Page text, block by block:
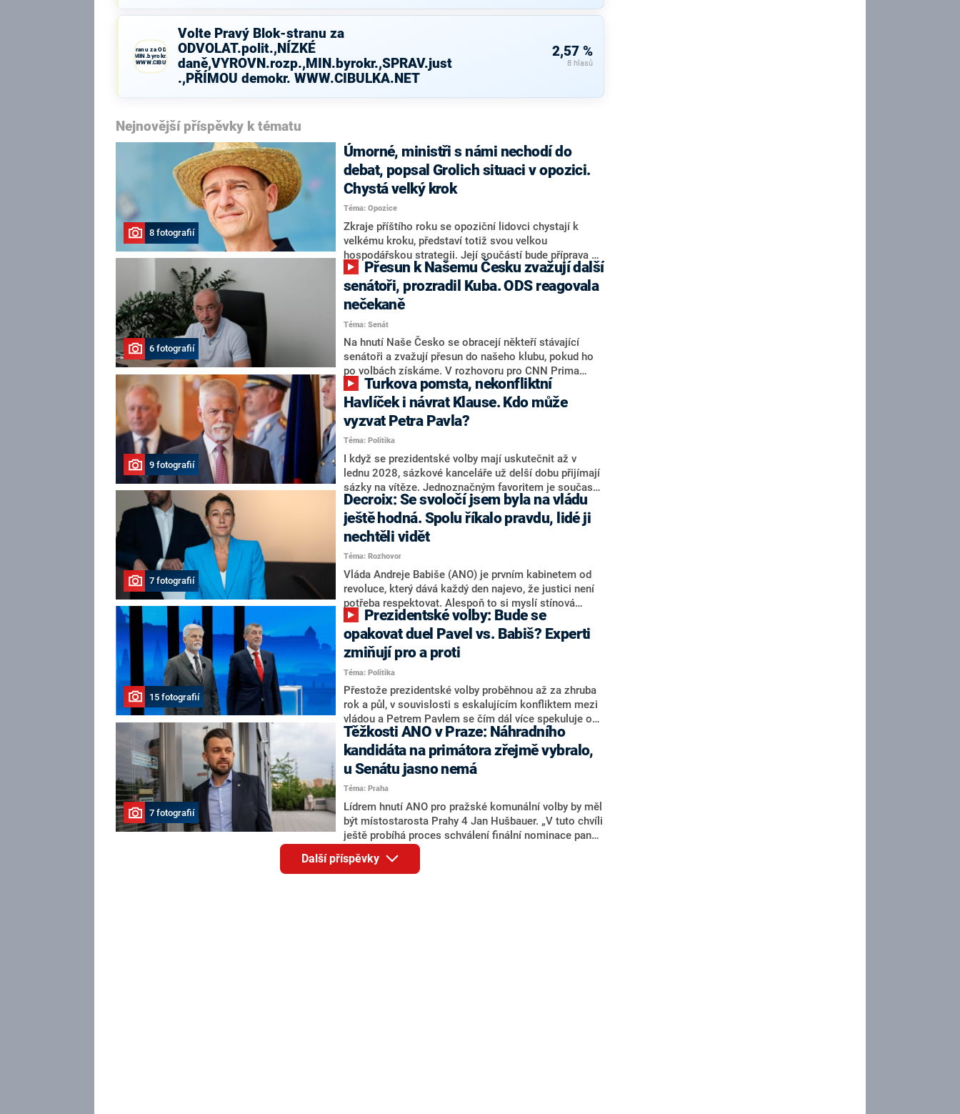
Volte Pravý Blok-stranu za ODVOLAT.polit.,NÍZKÉ
daně,VYROVN.rozp.,MIN.byrokr.,SPRAV.just.,PŘÍMOU
demokr. WWW.CIBULKA.NET
Volte Pravý Blok-stranu za
ODVOLAT.polit.,NÍZKÉ
daně,VYROVN.rozp.,MIN.byrokr.,SPRAV.just
.,PŘÍMOU demokr. WWW.CIBULKA.NET
2,57 %
8 hlasů
Nejnovější příspěvky k tématu
8 fotografií
Úmorné, ministři s námi nechodí do
debat, popsal Grolich situaci v opozici.
Chystá velký krok
Téma: Opozice
Zkraje příštího roku se opoziční lidovci chystají k
velkému kroku, představí totiž svou velkou
hospodářskou strategii. Její součástí bude příprava na
stárnutí populace, řekl ve středu na setkání s novináři
nový předseda lidovců Jan Grolich. Ten zároveň v
senátních volbách kandiduje ve Vyškově. Popsal i
aktivitu opozice, o níž vládní strany nebo političtí
komentátoři mluví jako o slabé a v defenzivě. „Je to
úmorná práce upozorňovat na chyby vlády. Ministři s
námi navíc nechodí do debat. Chceme ale ukazovat
svoje témata,“ odpověděl Grolich na dotaz CNN Prima
NEWS.
6 fotografií
senátoři, prozradil Kuba. ODS reagovala
nečekaně
Téma: Senát
Na hnutí Naše Česko se obracejí někteří stávající
senátoři a zvažují přesun do našeho klubu, pokud ho
po volbách získáme. V rozhovoru pro CNN Prima
NEWS to řekl zakladatel hnutí a jihočeský hejtman
Martin Kuba. Konkrétní nebyl, ale získat by takto mohl
například senátora Zdeňka Hrabu, který je dnes
součástí klubu ODS a TOP 09. Hraba to na dotaz
redakce nevyloučil. Předseda klubu senátorů ODS
Zdeněk Nytra redakci řekl, že počítá s odchodem
některých senátorů z klubu a že Naše Česko není
nepřítel, ale soupeř.
9 fotografií
Havlíček i návrat Klause. Kdo může
vyzvat Petra Pavla?
Téma: Politika
I když se prezidentské volby mají uskutečnit až v
lednu 2028, sázkové kanceláře už delší dobu přijímají
sázky na vítěze. Jednoznačným favoritem je současná
hlava státu Petr Pavel. Daleko za ním pak bookmakeři
zmiňují dva výrazné politiky ANO, tedy premiéra
Andreje Babiše a ministra průmyslu Karla Havlíčka.
Oblíbeným tipem samotných sázkařů je poslanec za
Motoristy Filip Turek. Politolog Jan Kubáček nicméně
o případné kandidatuře kohokoliv ze zmíněné trojice
značně pochybuje. Podle něj současná koalice dosud
nemá osobu, která by Pavlovi mohla konkurovat.
7 fotografií
Decroix: Se svoločí jsem byla na vládu
ještě hodná. Spolu říkalo pravdu, lidé ji
nechtěli vidět
Téma: Rozhovor
Vláda Andreje Babiše (ANO) je prvním kabinetem od
revoluce, který dává každý den najevo, že justici není
potřeba respektovat. Alespoň to si myslí stínová
ministryně spravedlnosti ODS Eva Decroix. V
rozhovoru pro CNN Prima NEWS si nebrala servítky
ohledně politického výkonu svého nástupce Jeronýma
Tejce (za ANO) či vládní zmocněnkyně pro lidská
práva Taťány Malé (ANO). Označením „svoloč“ na
adresu vlády prý byla ještě hodná. Decroix se také
vrátila k volební porážce koalice Spolu či promluvila o
hnutí Naše Česko Martina Kuby.
15 fotografií
opakovat duel Pavel vs. Babiš? Experti
zmiňují pro a proti
Téma: Politika
Přestože prezidentské volby proběhnou až za zhruba
rok a půl, v souvislosti s eskalujícím konfliktem mezi
vládou a Petrem Pavlem se čím dál více spekuluje o
tom, koho by do bitvy o Hrad mohla vyslat současná
koalice. Někteří političtí komentátoři znovu vytahují
jméno premiéra Andreje Babiše (ANO). Jak moc je
pravděpodobné, že se v prezidentských volbách 2028
bude znovu opakovat souboj z roku 2023?
7 fotografií
Těžkosti ANO v Praze: Náhradního
kandidáta na primátora zřejmě vybralo,
u Senátu jasno nemá
Téma: Praha
Lídrem hnutí ANO pro pražské komunální volby by měl
být místostarosta Prahy 4 Jan Hušbauer. „V tuto chvíli
ještě probíhá proces schválení finální nominace pana
Jana Hušbauera Výborem hnutí ANO,“ uvedl pro
redakci místopředseda pražského ANO Martin
Benkovič. O Hušbauerovi se spekulovalo jako o
Další příspěvky